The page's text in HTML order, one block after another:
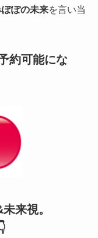
ぽの未来を言い当
約可能にな
来視。